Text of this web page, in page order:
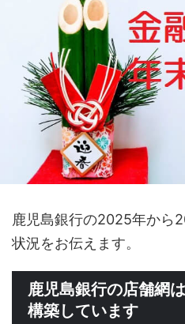
鹿児島銀行の2025年から
状況をお伝えます。
鹿児島銀行の店舗網
構築しています